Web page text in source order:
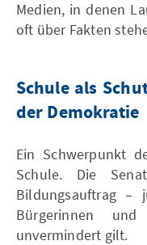
Medien, in denen
oft über Fakten
Schule als
der Demokratie
Ein Schwerpunkt
Schule. Die
Bildungsauftrag –
Bürgerinnen
unvermindert gilt.